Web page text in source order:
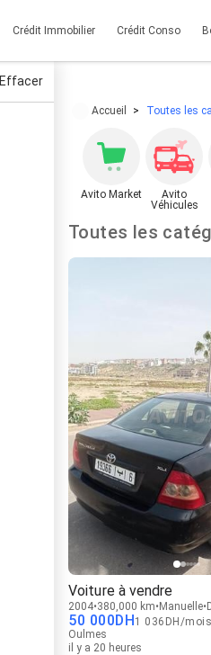
Crédit Immobilier Crédit Conso
Effacer
Accueil Toutes les
Avito Market
Avito
Véhicules
Voiture à vendre
2004 380,000 km Manuelle
50 000DH1 036 DH /mois
Oulmes
il y a 20 heures